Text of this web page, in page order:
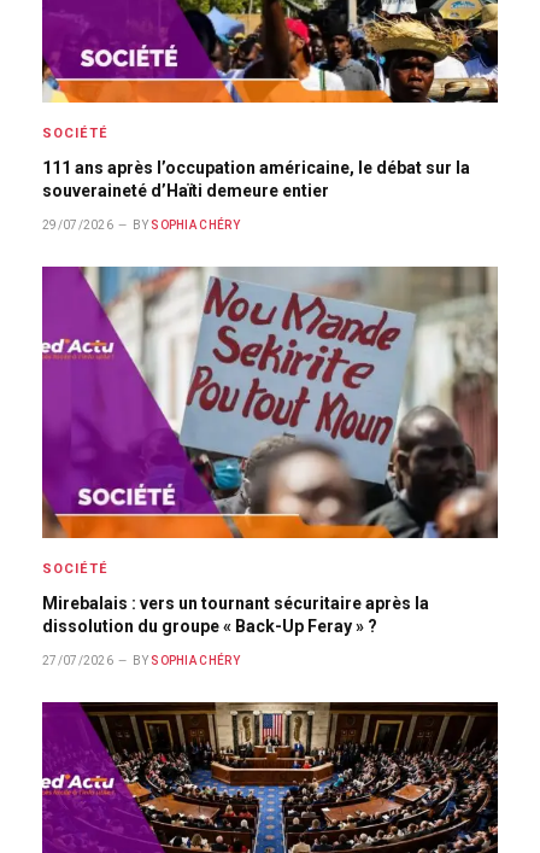
SOCIÉTÉ
111 ans après l’occupation américaine, le débat sur la
souveraineté d’Haïti demeure entier
29/07/2026 BY SOPHIA CHÉRY
SOCIÉTÉ
Mirebalais : vers un tournant sécuritaire après la
dissolution du groupe « Back-Up Feray » ?
27/07/2026 BY SOPHIA CHÉRY